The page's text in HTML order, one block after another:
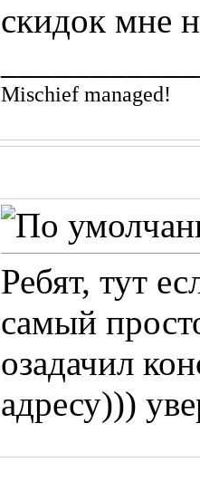
скидок мне
Mischief managed!
Ребят, тут
самый
озадачил
адресу)))